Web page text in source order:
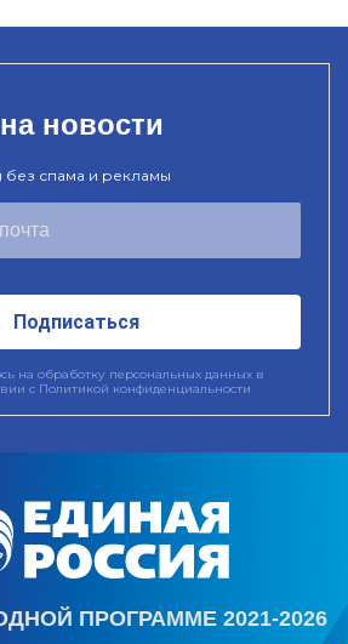
новости
без спама и рекламы
Подписаться
на обработку персональных данных в
с Политикой конфиденциальности
ПРОГРАММЕ 2021-2026